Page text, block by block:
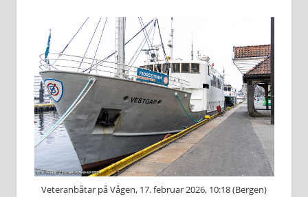
Veteranbåtar på Vågen, 17. februar 2026, 10:18 (Bergen)